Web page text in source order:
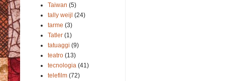
Taiwan (5)
tally weijl (24)
tarme (3)
Tatler (1)
tatuaggi (9)
teatro (13)
tecnologia (41)
telefilm (72)